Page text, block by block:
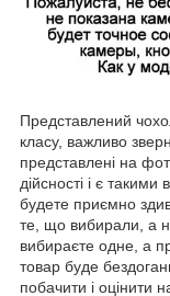
Представлений
класу, важливо
представлені на
дійсності і є
будете приємно
те, що вибирали, а
вибираєте одне, а
товар буде
побачити і оцінити